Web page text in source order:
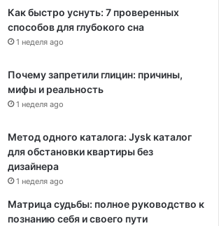
Как быстро уснуть: 7 проверенных
способов для глубокого сна
1 неделя ago
Почему запретили глицин: причины,
мифы и реальность
1 неделя ago
Метод одного каталога: Jysk каталог
для обстановки квартиры без
дизайнера
1 неделя ago
Матрица судьбы: полное руководство к
познанию себя и своего пути